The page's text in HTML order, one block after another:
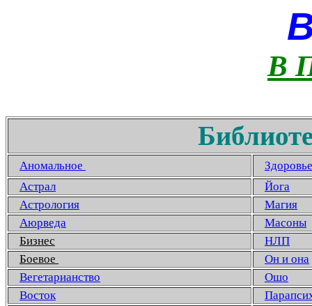
В
Аномальное
Здоровье
Астрал
Йога
Астрология
Магия
Аюрведа
Масоны
Бизнес
НЛП
Боевое
Он и она
Вегетарианство
Ошо
Восток